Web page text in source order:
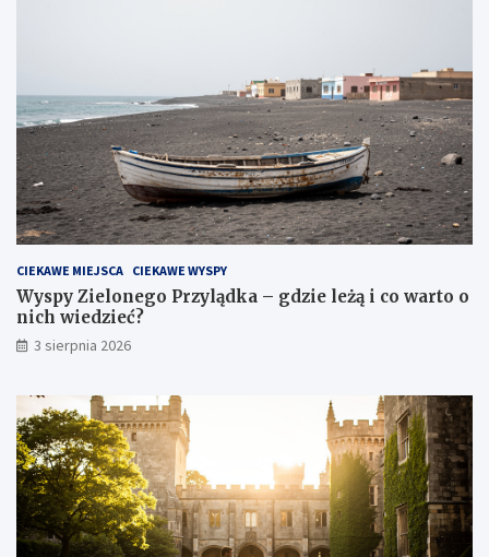
CIEKAWE MIEJSCA CIEKAWE WYSPY
Wyspy Zielonego Przylądka – gdzie leżą i co warto o
nich wiedzieć?
3 sierpnia 2026